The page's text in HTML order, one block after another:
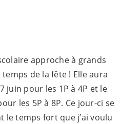
approche à grands
de la fête ! Elle aura
juin pour les 1P à 4P et le
les 5P à 8P. Ce jour-ci se
le temps fort que j’ai voulu